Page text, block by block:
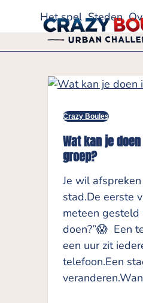
Het spel Steden
Crazy Boules
Wat kan je
groep?
Je wil
stad.De eerste
meteen
doen?”😱 Een
een uur zit
telefoon.Een